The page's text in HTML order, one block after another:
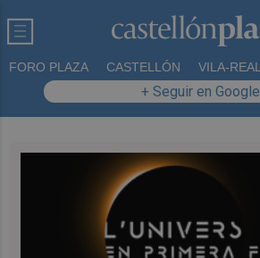
FORO PLAZA CASTELLÓN VILA-REAL
+ Seguir en Google